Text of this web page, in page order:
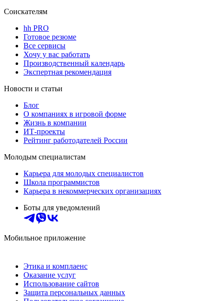
Соискателям
hh PRO
Готовое резюме
Все сервисы
Хочу у вас работать
Производственный календарь
Экспертная рекомендация
Новости и статьи
Блог
О компаниях в игровой форме
Жизнь в компании
ИТ-проекты
Рейтинг работодателей России
Молодым специалистам
Карьера для молодых специалистов
Школа программистов
Карьера в некоммерческих организациях
Боты для уведомлений
Мобильное приложение
Этика и комплаенс
Оказание услуг
Использование сайтов
Защита персональных данных